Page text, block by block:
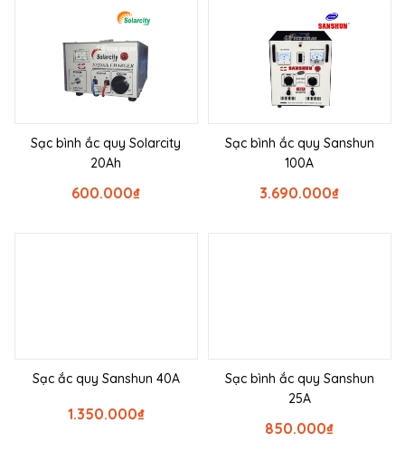
Sạc bình ắc quy Solarcity
20Ah
₫
600.000
Sạc bình ắc quy Sanshun
100A
₫
3.690.000
Sạc ắc quy Sanshun 40A
₫
1.350.000
Sạc bình ắc quy Sanshun
25A
₫
850.000